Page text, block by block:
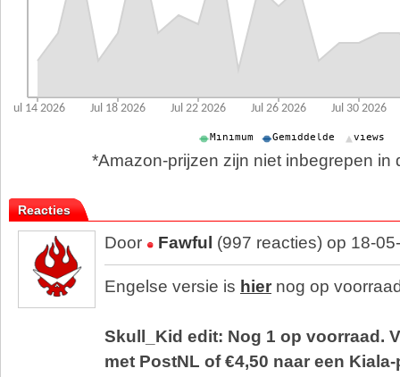
*Amazon-prijzen zijn niet inbegrepen in
Reacties
Door Fawful (997 reacties) op 18-
Engelse versie is hier nog op
Skull_Kid edit: Nog 1 op voorraad.
met PostNL of €4,50 naar een